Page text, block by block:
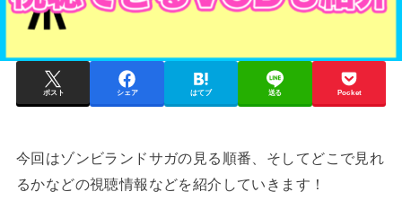
ポスト シェア はてブ 送る Pocket
今回はゾンビランドサガの見る順番、そしてどこで見れ
るかなどの視聴情報などを紹介していきます！